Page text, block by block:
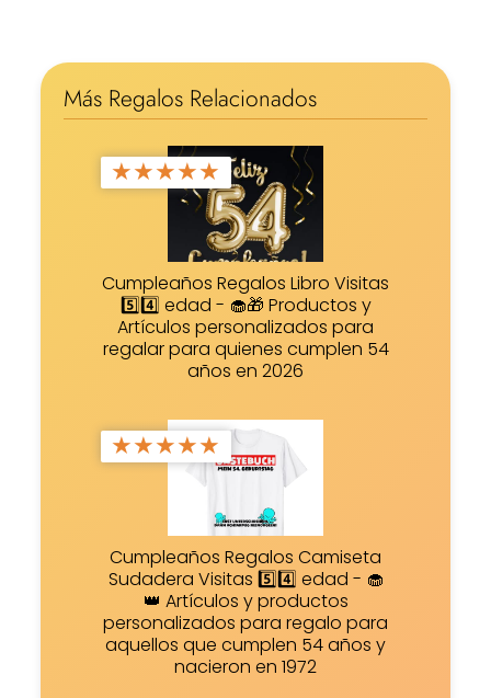
Más Regalos Relacionados
★★★★★
Cumpleaños Regalos Libro Visitas
5️⃣4️⃣ edad - 🧁🎁 Productos y
Artículos personalizados para
regalar para quienes cumplen 54
años en 2026
★★★★★
Cumpleaños Regalos Camiseta
Sudadera Visitas 5️⃣4️⃣ edad - 🧁
👑 Artículos y productos
personalizados para regalo para
aquellos que cumplen 54 años y
nacieron en 1972